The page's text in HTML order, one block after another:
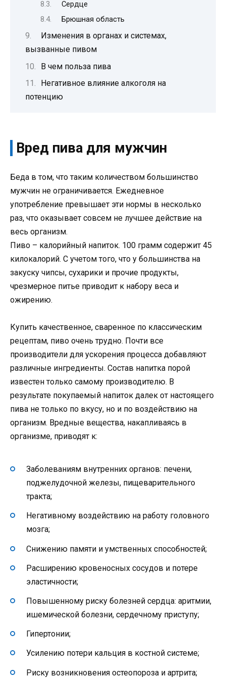
Сердце
Брюшная область
Изменения в органах и системах,
вызванные пивом
В чем польза пива
Негативное влияние алкоголя на
потенцию
Вред пива для мужчин
Беда в том, что таким количеством большинство
мужчин не ограничивается. Ежедневное
употребление превышает эти нормы в несколько
раз, что оказывает совсем не лучшее действие на
весь организм.
Пиво – калорийный напиток. 100 грамм содержит 45
килокалорий. С учетом того, что у большинства на
закуску чипсы, сухарики и прочие продукты,
чрезмерное питье приводит к набору веса и
ожирению.
Купить качественное, сваренное по классическим
рецептам, пиво очень трудно. Почти все
производители для ускорения процесса добавляют
различные ингредиенты. Состав напитка порой
известен только самому производителю. В
результате покупаемый напиток далек от настоящего
пива не только по вкусу, но и по воздействию на
организм. Вредные вещества, накапливаясь в
организме, приводят к:
Заболеваниям внутренних органов: печени,
поджелудочной железы, пищеварительного
тракта;
Негативному воздействию на работу головного
мозга;
Снижению памяти и умственных способностей;
Расширению кровеносных сосудов и потере
эластичности;
Повышенному риску болезней сердца: аритмии,
ишемической болезни, сердечному приступу;
Гипертонии;
Усилению потери кальция в костной системе;
Риску возникновения остеопороза и артрита;